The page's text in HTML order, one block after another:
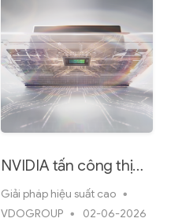
NVIDIA tấn công thị
trường PC với RTX
Spark
Giải pháp hiệu suất cao
VDOGROUP
02-06-2026